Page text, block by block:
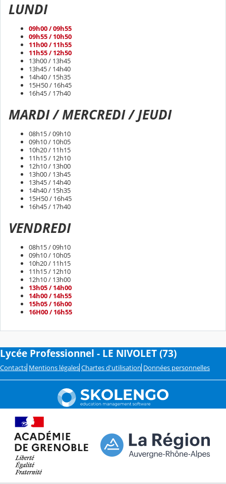
LUNDI
09h00 / 09h55
09h55 / 10h50
11h00 / 11h55
11h55 / 12h50
13h00 / 13h45
13h45 / 14h40
14h40 / 15h35
15H50 / 16h45
16h45 / 17h40
MARDI / MERCREDI / JEUDI
08h15 / 09h10
09h10 / 10h05
10h20 / 11h15
11h15 / 12h10
12h10 / 13h00
13h00 / 13h45
13h45 / 14h40
14h40 / 15h35
15H50 / 16h45
16h45 / 17h40
VENDREDI
​​​​​​​08h15 / 09h10
09h10 / 10h05
10h20 / 11h15
11h15 / 12h10
12h10 / 13h00
13h05 / 14h00
14h00 / 14h55
15h05 / 16h00
16H00 / 16h55
Lycée Professionnel - LE NIVOLET (73)
Contacts Mentions légales Chartes d'utilisation Données personnelles